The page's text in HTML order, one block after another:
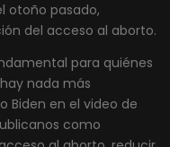
otoño pasado,
del acceso al aborto.
para quiénes
nada más
Biden en el video de
como